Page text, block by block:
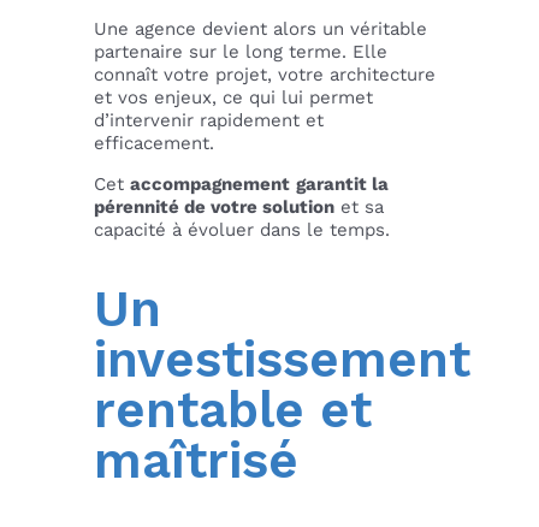
Une agence devient alors un véritable
partenaire sur le long terme. Elle
connaît votre projet, votre architecture
et vos enjeux, ce qui lui permet
d’intervenir rapidement et
efficacement.
Cet accompagnement garantit la
pérennité de votre solution et sa
capacité à évoluer dans le temps.
Un
investissement
rentable et
maîtrisé